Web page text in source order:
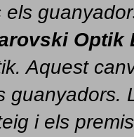
els
Optik
Aquest
guanyadors.
i els